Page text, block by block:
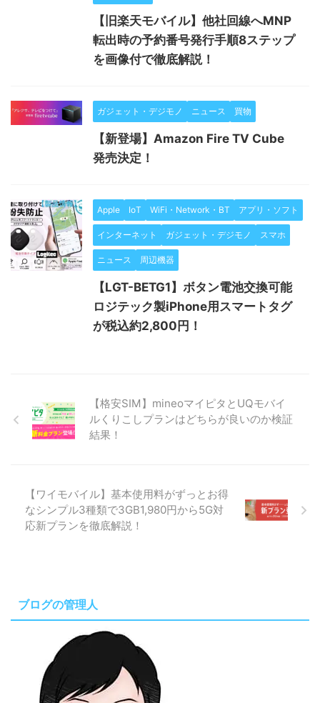
【旧楽天モバイル】他社回線へMNP
転出時の予約番号発行手順8ステップ
を画像付で徹底解説！
ガジェット・デジモノ ニュース 買物
【新登場】Amazon Fire TV Cube
発売決定！
Apple IoT WiFi・Network・BT アプリ・ソフト
インターネット ガジェット・デジモノ スマホ
ニュース 周辺機器
【LGT-BETG1】ボタン電池交換可能
ロジテック製iPhone用スマートタグ
が税込約2,800円！
【格安SIM】mineoマイピタとUQモバイ
ルくりこしプランはどちらが良いのか検証
結果！
【ワイモバイル】基本使用料がずっとお得
なシンプル3種類で3GB1,980円から5G対
応新プランを徹底解説！
ブログの管理人